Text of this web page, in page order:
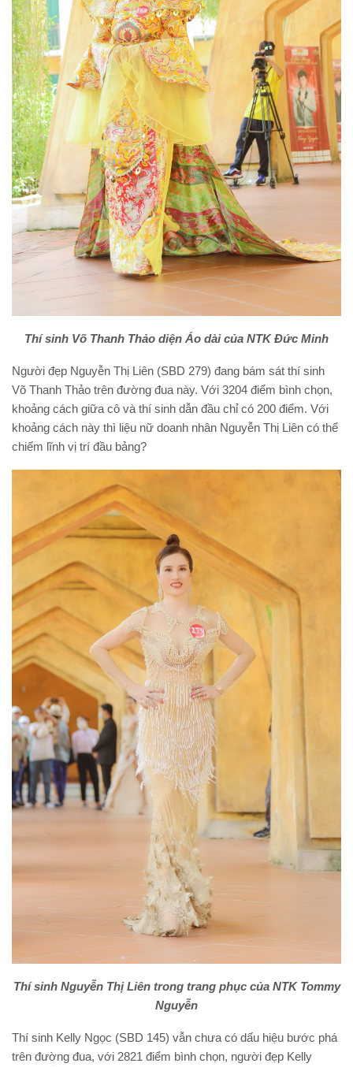
Thí sinh Võ Thanh Thảo diện Áo dài của NTK Đức Minh
Người đẹp Nguyễn Thị Liên (SBD 279) đang bám sát thí sinh
Võ Thanh Thảo trên đường đua này. Với 3204 điểm bình chọn,
khoảng cách giữa cô và thí sinh dẫn đầu chỉ có 200 điểm. Với
khoảng cách này thì liệu nữ doanh nhân Nguyễn Thị Liên có thể
chiếm lĩnh vị trí đầu bảng?
Thí sinh Nguyễn Thị Liên trong trang phục của NTK Tommy
Nguyễn
Thí sinh Kelly Ngọc (SBD 145) vẫn chưa có dấu hiệu bước phá
trên đường đua, với 2821 điểm bình chọn, người đẹp Kelly